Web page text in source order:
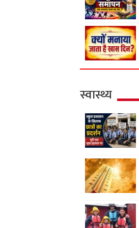
स्वास्थ्य